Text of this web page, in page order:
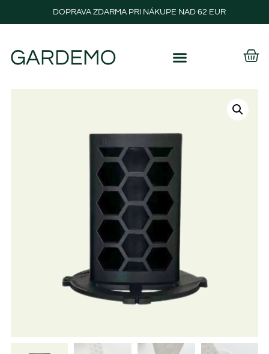
DOPRAVA ZDARMA PRI NÁKUPE NAD 62 EUR